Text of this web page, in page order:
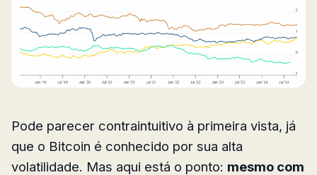
Pode parecer contraintuitivo à primeira vista, já
que o Bitcoin é conhecido por sua alta
volatilidade. Mas aqui está o ponto: mesmo com